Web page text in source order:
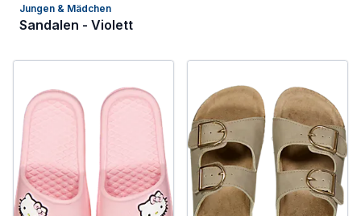
Jungen & Mädchen
Sandalen - Violett